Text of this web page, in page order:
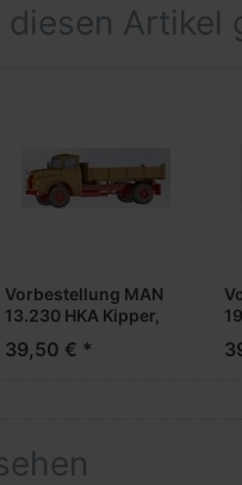
diesen
Vorbestellung MAN
13.230 HKA Kipper,
***Neuheiten
39,50 € *